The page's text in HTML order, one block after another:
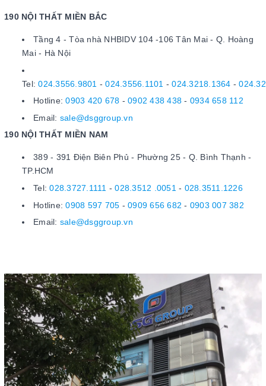
190 NỘI THẤT MIỀN BẮC
Tầng 4 - Tòa nhà NHBIDV 104 -106 Tân Mai - Q. Hoàng
Mai - Hà Nội
Tel:024.3556.9801 -024.3556.1101 -024.3218.1364 -
Hotline:0903 420 678 - 0902 438 438 - 0934 658 112
Email: sale@dsggroup.vn
190 NỘI THẤT MIỀN NAM
389 - 391 Điện Biên Phủ - Phường 25 - Q. Bình Thạnh -
TP.HCM
Tel:028.3727.1111 -028.3512 .0051 - 028.3511.1226
Hotline:0908 597 705 - 0909 656 682 - 0903 007 382
Email: sale@dsggroup.vn